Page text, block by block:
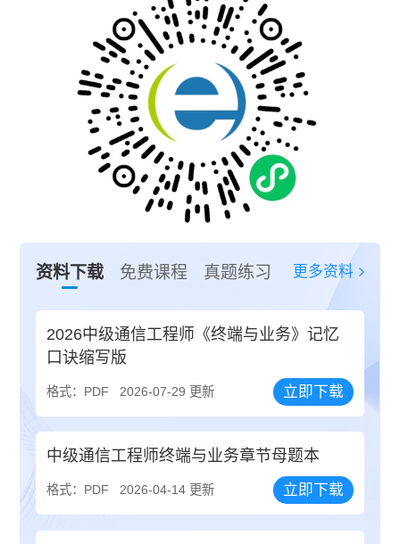
资料下载 免费课程 真题练习 更多资料
2026中级通信工程师《终端与业务》记忆
口诀缩写版
格式：PDF 2026-07-29 更新 立即下载
中级通信工程师终端与业务章节母题本
格式：PDF 2026-04-14 更新 立即下载